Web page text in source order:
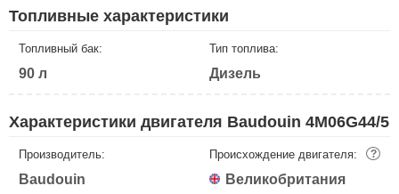
Топливные характеристики
Топливный бак:
90 л
Тип топлива:
Дизель
Характеристики двигателя Baudouin 4M06G44/5
Производитель:
Baudouin
Происхождение двигателя: ?
Великобритания